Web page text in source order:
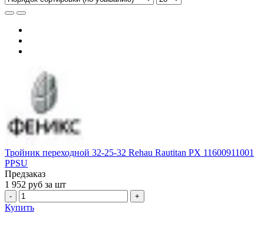
Тройник переходной 32-25-32 Rehau Rautitan PX 11600911001
PPSU
Предзаказ
1 952 руб за шт
- +
Купить